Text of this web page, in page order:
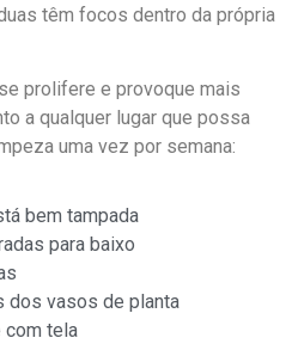
têm focos dentro da própria
prolifere e provoque mais
a qualquer lugar que possa
uma vez por semana:
bem tampada
para baixo
dos vasos de planta
com tela